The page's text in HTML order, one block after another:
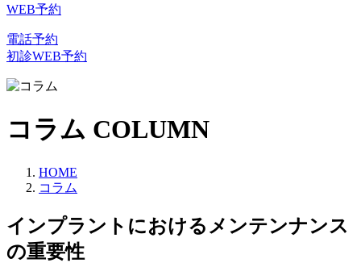
WEB予約
電話予約
初診WEB予約
コラム COLUMN
HOME
コラム
インプラントにおけるメンテンナンス
の重要性